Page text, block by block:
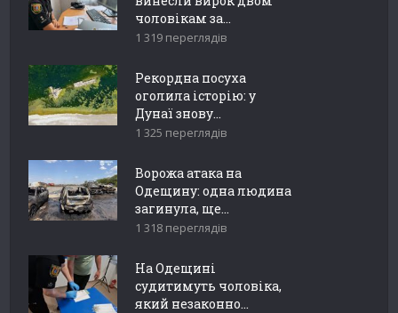
чоловікам за...
1 319 переглядів
Рекордна посуха
оголила історію: у
Дунаї знову...
1 325 переглядів
Ворожа атака на
Одещину: одна людина
загинула, ще...
1 318 переглядів
На Одещині
судитимуть чоловіка,
який незаконно...